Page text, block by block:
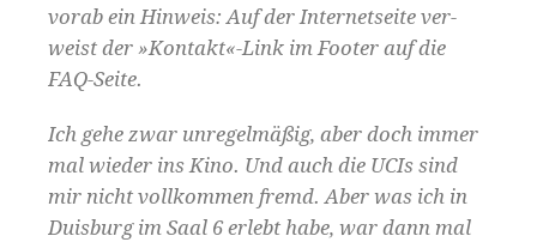
vor­ab ein Hin­weis: Auf der Inter­net­seite ver­
weist der »Kontakt«-Link im Foot­er auf die
FAQ-Seite.
Ich gehe zwar unregelmäßig, aber doch immer
mal wieder ins Kino. Und auch die UCIs sind
mir nicht vol­lkom­men fremd. Aber was ich in
Duis­burg im Saal 6 erlebt habe, war dann mal